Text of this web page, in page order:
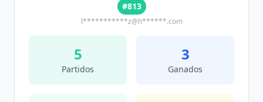
#813
l***********z@h******.com
5
Partidos
3
Ganados